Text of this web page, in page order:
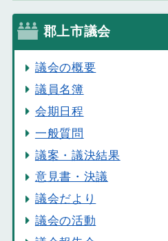
郡上市議会
議会の概要
議員名簿
会期日程
一般質問
議案・議決結果
意見書・決議
議会だより
議会の活動